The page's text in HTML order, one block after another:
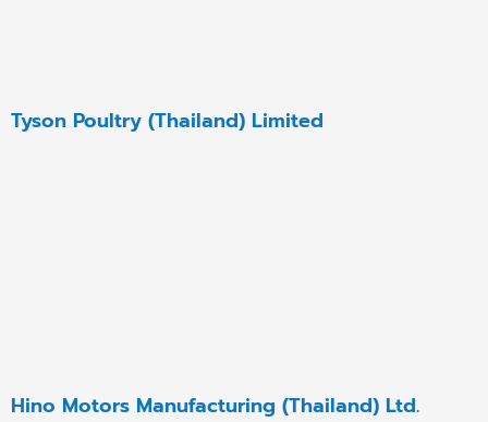
Tyson Poultry (Thailand) Limited
Hino Motors Manufacturing (Thailand) Ltd.